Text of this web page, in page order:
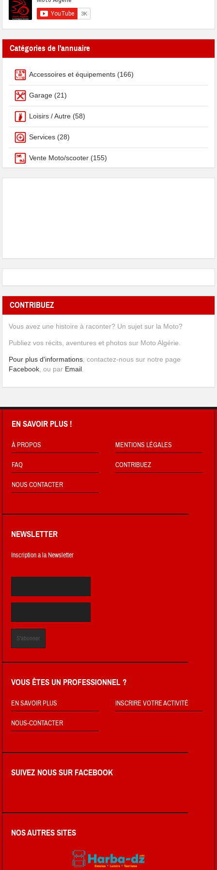
Catégories de l'annuaire
Accessoires et équipements (166)
Garage (21)
Loisirs / Autre (58)
Services (28)
Vente Moto/scooter (155)
CONTRIBUEZ
Vous avez une histoire à raconter? Un sujet sur la Moto?
Publiez vos récits, aventures et photos sur Moto Algérie.
Pour plus d'informations , contactez-nous sur notre page
Facebook , ou par Email
EN SAVOIR PLUS !
À PROPOS MENTIONS LÉGALES
FAQ CONTRIBUEZ
NOUS CONTACTER
NEWSLETTER
Inscription a la Newsletter
VOUS ÊTES UN PROFESSIONNEL ?
EN SAVOIR PLUS INSCRIRE VOTRE ACTIVITÉ
NOUS-CONTACTER
SUIVEZ NOUS SUR FACEBOOK
NOS AUTRES SITES